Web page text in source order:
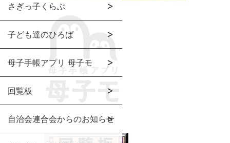
さぎっ子くらぶ
子ども達のひろば
母子手帳アプリ 母子モ
回覧板
自治会連合会からのお知らせ